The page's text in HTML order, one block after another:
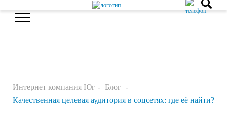
Интернет компания Юг
Блог
Качественная целевая аудитория в соцсетях: где её найти?